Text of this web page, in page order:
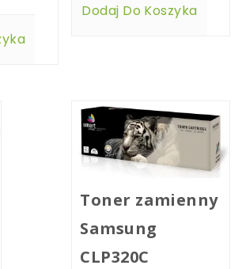
Dodaj Do Koszyka
Toner zamienny
Samsung
CLP320C